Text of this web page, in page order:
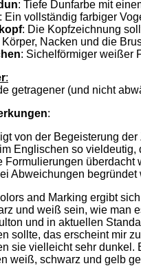
: Tiefe Dunfarbe mit
: Ein vollständig farbiger
: Die Kopfzeichnung
Körper, Nacken und die
: Sichelförmiger weißer
:
getragener (und nicht
:
von der Begeisterung
Englischen so vieldeutig,
Formulierungen überdacht
Abweichungen begründet
and Marking ergibt
und weiß sein, wie man
und in aktuellen
sollte, das erscheint mir
sie vielleicht sehr dunkel.
weiß, schwarz und gelb